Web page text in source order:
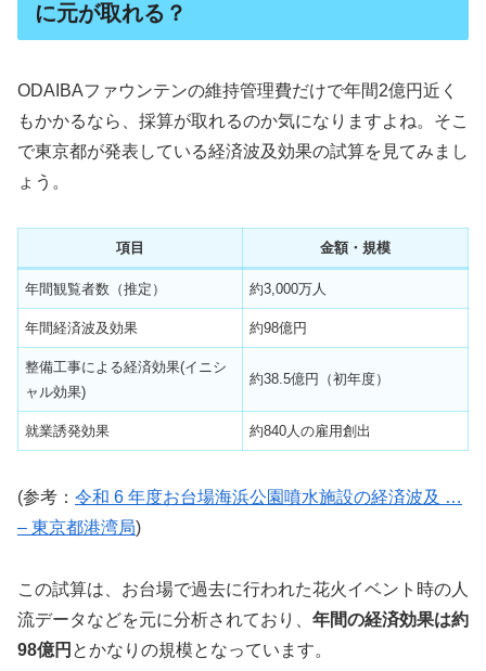
に元が取れる？
ODAIBAファウンテンの維持管理費だけで年間2億円近く
もかかるなら、採算が取れるのか気になりますよね。そこ
で東京都が発表している経済波及効果の試算を見てみまし
ょう。
項目 金額・規模
年間観覧者数（推定） 約3,000万人
年間経済波及効果 約98億円
整備工事による経済効果(イニシ
ャル効果)
約38.5億円（初年度）
就業誘発効果 約840人の雇用創出
(参考： 令和 6 年度お台場海浜公園噴水施設の経済波及 …
– 東京都港湾局)
この試算は、お台場で過去に行われた花火イベント時の人
流データなどを元に分析されており、 年間の経済効果は約
98億円 とかなりの規模となっています。